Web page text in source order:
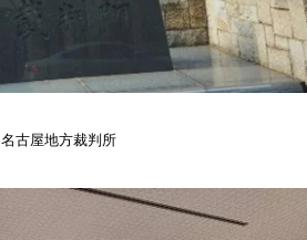
名古屋地方裁判所